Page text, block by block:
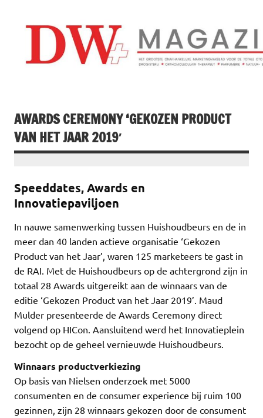
inhoud
AWARDS CEREMONY ‘GEKOZEN PRODUCT
VAN HET JAAR 2019′
Speeddates, Awards en
Innovatiepaviljoen
In nauwe samenwerking tussen Huishoudbeurs en de in
meer dan 40 landen actieve organisatie ‘Gekozen
Product van het Jaar’, waren 125 marketeers te gast in
de RAI. Met de Huishoudbeurs op de achtergrond zijn in
totaal 28 Awards uitgereikt aan de winnaars van de
editie ‘Gekozen Product van het Jaar 2019’. Maud
Mulder presenteerde de Awards Ceremony direct
volgend op HICon. Aansluitend werd het Innovatieplein
bezocht op de geheel vernieuwde Huishoudbeurs.
Winnaars productverkiezing
Op basis van Nielsen onderzoek met 5000
consumenten en de consumer experience bij ruim 100
gezinnen, zijn 28 winnaars gekozen door de consument